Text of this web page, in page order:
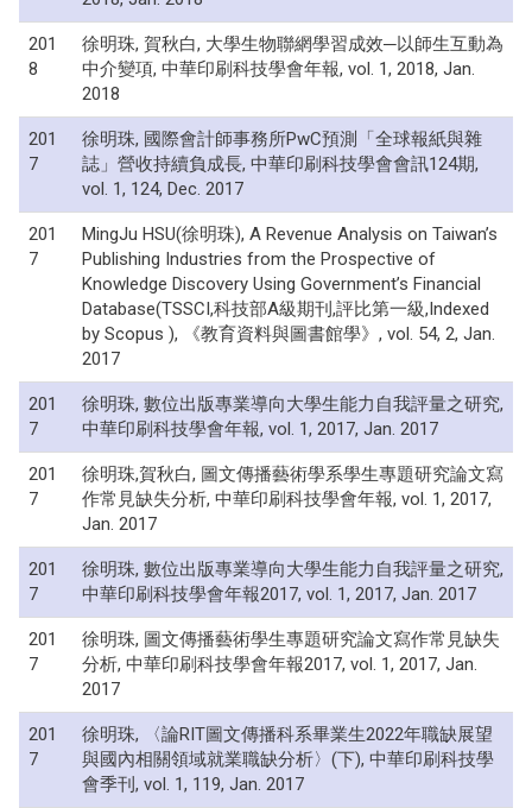
201
8
徐明珠, 賀秋白, 大學生物聯網學習成效─以師生互動為
中介變項, 中華印刷科技學會年報, vol. 1, 2018, Jan.
2018
201
7
徐明珠, 國際會計師事務所PwC預測「全球報紙與雜
誌」營收持續負成長, 中華印刷科技學會會訊124期,
vol. 1, 124, Dec. 2017
201
7
MingJu HSU(徐明珠), A Revenue Analysis on Taiwan’s
Publishing Industries from the Prospective of
Knowledge Discovery Using Government’s Financial
Database(TSSCI,科技部A級期刊,評比第一級,Indexed
by Scopus ), 《教育資料與圖書館學》, vol. 54, 2, Jan.
2017
201
7
徐明珠, 數位出版專業導向大學生能力自我評量之研究,
中華印刷科技學會年報, vol. 1, 2017, Jan. 2017
201
7
徐明珠,賀秋白, 圖文傳播藝術學系學生專題研究論文寫
作常見缺失分析, 中華印刷科技學會年報, vol. 1, 2017,
Jan. 2017
201
7
徐明珠, 數位出版專業導向大學生能力自我評量之研究,
中華印刷科技學會年報2017, vol. 1, 2017, Jan. 2017
201
7
徐明珠, 圖文傳播藝術學生專題研究論文寫作常見缺失
分析, 中華印刷科技學會年報2017, vol. 1, 2017, Jan.
2017
201
7
徐明珠, 〈論RIT圖文傳播科系畢業生2022年職缺展望
與國內相關領域就業職缺分析〉(下), 中華印刷科技學
會季刊, vol. 1, 119, Jan. 2017